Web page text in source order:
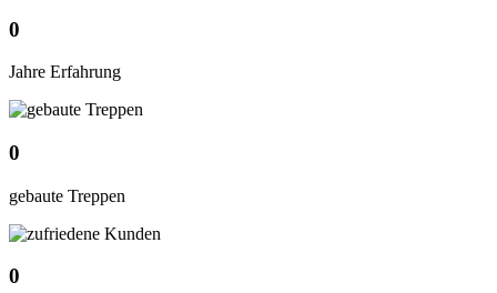
0
Jahre Erfahrung
0
gebaute Treppen
0